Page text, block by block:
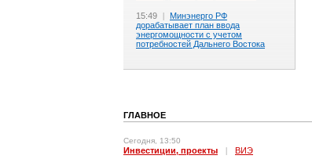
15:49 |
Минэнерго РФ
дорабатывает план ввода
энергомощности с учетом
потребностей Дальнего Востока
ГЛАВНОЕ
Сегодня, 13:50
Инвестиции, проекты | ВИЭ